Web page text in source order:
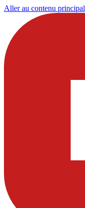
Aller au contenu principal